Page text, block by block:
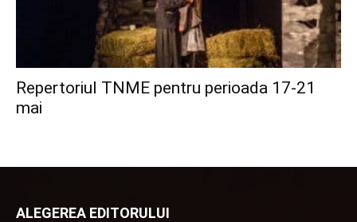
Repertoriul TNME pentru perioada 17-21
mai
ALEGEREA EDITORULUI